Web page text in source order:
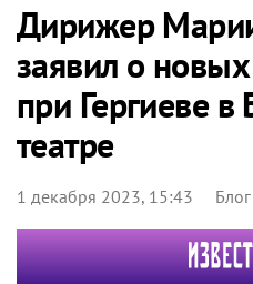
Дирижер
заявил о
при Гергиеве
театре
1 декабря 2023, 15:43